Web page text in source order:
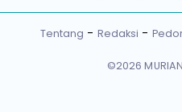
Tentang Redaksi
©2026